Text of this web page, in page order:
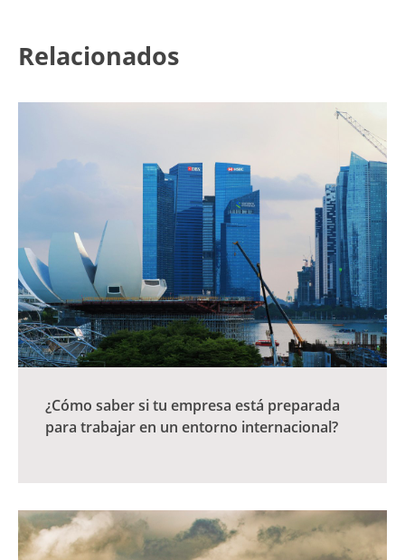
Relacionados
¿Cómo saber si tu empresa está preparada
para trabajar en un entorno internacional?